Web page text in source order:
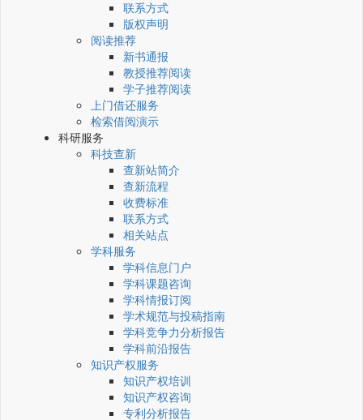
联系方式
版权声明
阅读推荐
新书通报
教授推荐阅读
学子推荐阅读
上门借还服务
检索借阅演示
科研服务
科技查新
查新站简介
查新流程
收费标准
联系方式
相关站点
学科服务
学科信息门户
学科课题咨询
学科情报订阅
学术规范与投稿指南
学科竞争力分析报告
学科前沿报告
知识产权服务
知识产权培训
知识产权咨询
专利分析报告